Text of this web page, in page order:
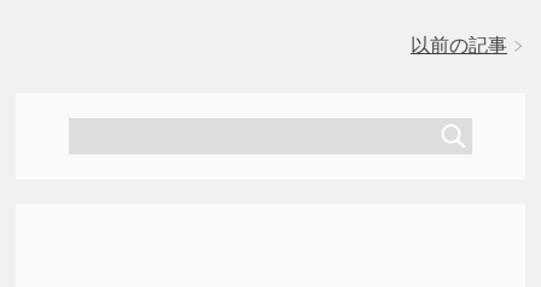
以前の記事